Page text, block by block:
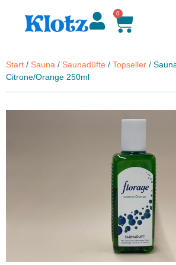
0
Start / Sauna / Saunadüfte / Topseller /
Citrone/Orange 250ml